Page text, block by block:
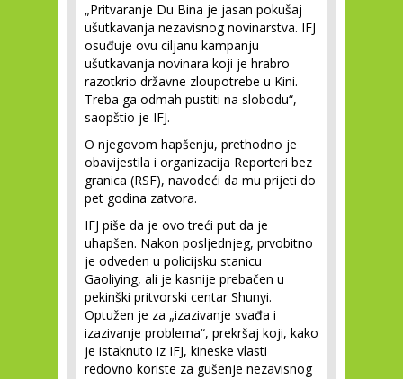
„Pritvaranje Du Bina je jasan pokušaj
ušutkavanja nezavisnog novinarstva. IFJ
osuđuje ovu ciljanu kampanju
ušutkavanja novinara koji je hrabro
razotkrio državne zloupotrebe u Kini.
Treba ga odmah pustiti na slobodu“,
saopštio je IFJ.
O njegovom hapšenju, prethodno je
obavijestila i organizacija Reporteri bez
granica (RSF), navodeći da mu prijeti do
pet godina zatvora.
IFJ piše da je ovo treći put da je
uhapšen. Nakon posljednjeg, prvobitno
je odveden u policijsku stanicu
Gaoliying, ali je kasnije prebačen u
pekinški pritvorski centar Shunyi.
Optužen je za „izazivanje svađa i
izazivanje problema“, prekršaj koji, kako
je istaknuto iz IFJ, kineske vlasti
redovno koriste za gušenje nezavisnog